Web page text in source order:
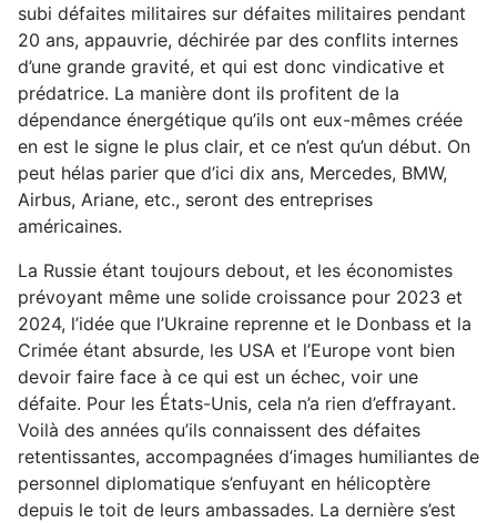
subi défaites militaires sur défaites militaires pendant
20 ans, appauvrie, déchirée par des conflits internes
d’une grande gravité, et qui est donc vindicative et
prédatrice. La manière dont ils profitent de la
dépendance énergétique qu’ils ont eux-mêmes créée
en est le signe le plus clair, et ce n’est qu’un début. On
peut hélas parier que d’ici dix ans, Mercedes, BMW,
Airbus, Ariane, etc., seront des entreprises
américaines.
La Russie étant toujours debout, et les économistes
prévoyant même une solide croissance pour 2023 et
2024, l’idée que l’Ukraine reprenne et le Donbass et la
Crimée étant absurde, les USA et l’Europe vont bien
devoir faire face à ce qui est un échec, voir une
défaite. Pour les États-Unis, cela n’a rien d’effrayant.
Voilà des années qu’ils connaissent des défaites
retentissantes, accompagnées d’images humiliantes de
personnel diplomatique s’enfuyant en hélicoptère
depuis le toit de leurs ambassades. La dernière s’est